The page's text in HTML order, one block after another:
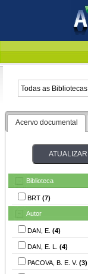
Acervo documental
Biblioteca
BRT (7)
Autor
DAN, E. (4)
DAN, E. L. (4)
PACOVA, B. E. V. (3)